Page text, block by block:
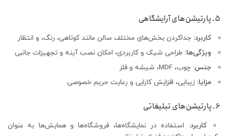
5. پارتیشن‌های آرایشگاهی
کاربرد: جداکردن بخش‌های مختلف سالن مانند کوتاهی، رنگ، و انتظار
ویژگی‌ها: طراحی شیک و کاربردی، امکان نصب آینه و تجهیزات جانبی
جنس: چوب، MDF، شیشه و فلز
مزایا: زیبایی، افزایش کارایی و رعایت حریم خصوصی
6. پارتیشن‌های تبلیغاتی
کاربرد: استفاده در نمایشگاه‌ها، فروشگاه‌ها و همایش‌ها به عنوان